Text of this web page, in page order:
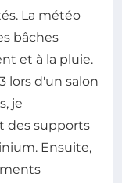
La météo
bâches
et à la pluie.
lors d'un salon
je
des supports
Ensuite,